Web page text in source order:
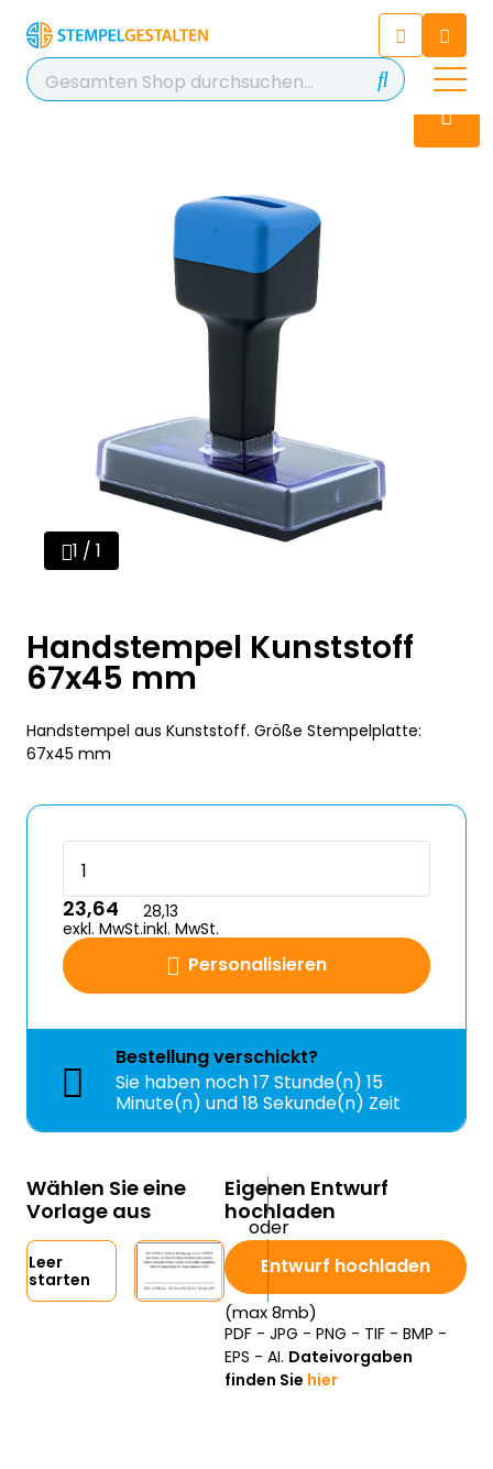
Chatten Sie 24/7 mit unserem
hilfreichen Chatbot
Kontakt
+49 2038 0480 403
1 / 1
Handstempel Kunststoff
67x45 mm
Handstempel aus Kunststoff. Größe Stempelplatte:
67x45 mm
Personalisieren
23,64
exkl. MwSt.
28,13
inkl. MwSt.
Bestellungverschickt?
Sie haben noch17 Stunde(n) 15
Minute(n) und 17 Sekunde(n) Zeit
Wählen Sie eine
Vorlage aus
Leer
starten
Eigenen Entwurf
hochladen
Entwurf hochladen
(max 8mb)
PDF - JPG - PNG - TIF - BMP -
EPS - AI. Dateivorgaben
finden Sie hier